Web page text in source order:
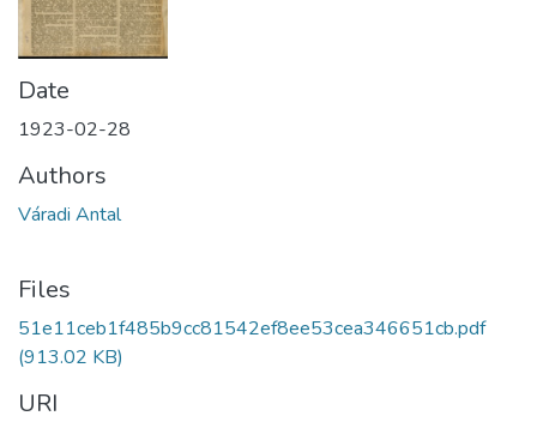
Date
1923-02-28
Authors
Váradi Antal
Files
51e11ceb1f485b9cc81542ef8ee53cea346651cb.pdf
(913.02 KB)
URI